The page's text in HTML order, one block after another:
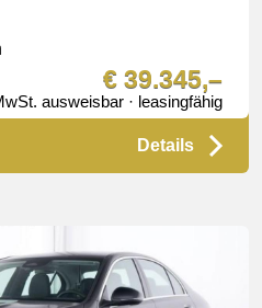
€ 39.345,–
ausweisbar · leasingfähig
Details